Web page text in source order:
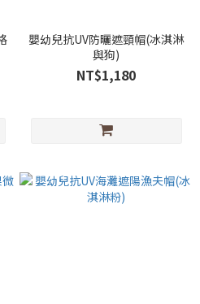
嬰幼兒抗UV防曬遮頸帽(冰淇淋
與狗)
NT$1,180